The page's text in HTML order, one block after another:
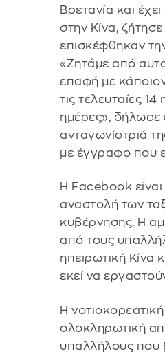
Βρετανία και
στην Κίνα,
επισκέφθηκαν
«Ζητάμε από
επαφή με
τις τελευταίες
ημέρες», δήλωσε
ανταγωνίστριά
με έγγραφο που
Η Facebook
αναστολή των
κυβέρνησης. Η
από τους
ηπειρωτική Κίνα
εκεί να
Η
ολοκληρωτική
υπαλλήλους που